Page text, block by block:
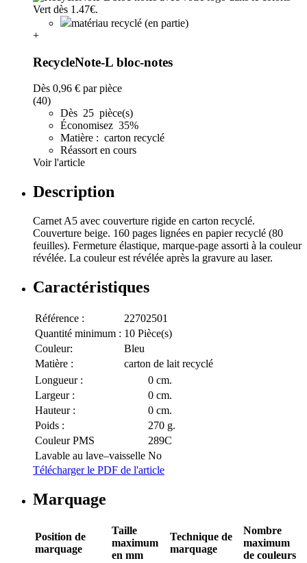
matériau recyclé (en partie)
+
RecycleNote-L bloc-notes
Dès 0,96 € par pièce
(40)
Dès 25 pièce(s)
Économisez 35%
Matière : carton recyclé
Réassort en cours
Voir l'article
Description
Carnet A5 avec couverture rigide en carton recyclé.
Couverture beige. 160 pages lignées en papier recyclé (80
feuilles). Fermeture élastique, marque-page assorti à la couleur
révélée. La couleur est révélée après la gravure au laser.
Caractéristiques
Référence :
22702501
Quantité minimum : 10 Pièce(s)
Couleur:
Bleu
Matière :
carton de lait recyclé
Longueur :
0 cm.
Largeur :
0 cm.
Hauteur :
0 cm.
Poids :
270 g.
Couleur PMS
289C
Lavable au lave–vaisselle No
Télécharger le PDF de l'article
Marquage
Position de
marquage
Taille
maximum
en mm
Technique de
marquage
Nombre
maximum
de couleurs